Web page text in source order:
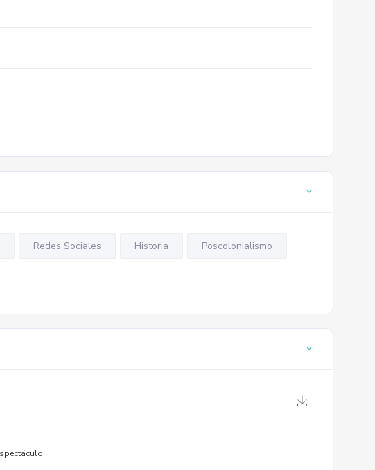
Redes Sociales Historia Poscolonialismo